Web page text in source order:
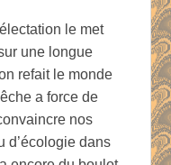
le met
une longue
refait le monde
a force de
nos
d’écologie dans